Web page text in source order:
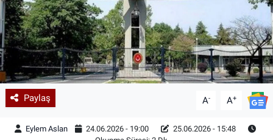
Paylaş A- A+
Eylem Aslan 24.06.2026 - 19:00
25.06.2026 - 15:48